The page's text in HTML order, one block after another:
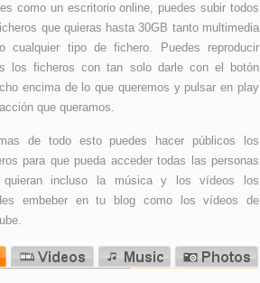
como un escritorio online, puedes subir todos
que quieras hasta 30GB tanto multimedia
cualquier tipo de fichero. Puedes reproducir
los ficheros con tan solo darle con el botón
encima de lo que queremos y pulsar en play
que queramos.
de todo esto puedes hacer públicos los
para que pueda acceder todas las personas
quieran incluso la música y los vídeos los
embeber en tu blog como los vídeos de